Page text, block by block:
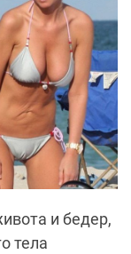
и бедер,
тела